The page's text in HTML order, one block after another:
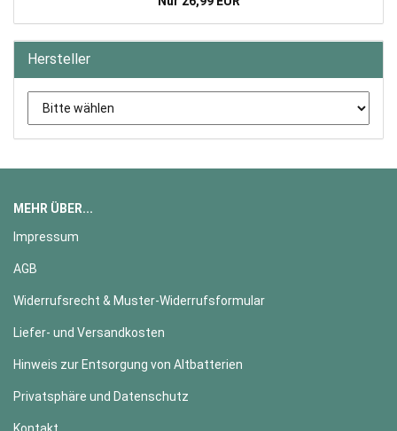
Hersteller
MEHR ÜBER...
Impressum
AGB
Widerrufsrecht & Muster-Widerrufsformular
Liefer- und Versandkosten
Hinweis zur Entsorgung von Altbatterien
Privatsphäre und Datenschutz